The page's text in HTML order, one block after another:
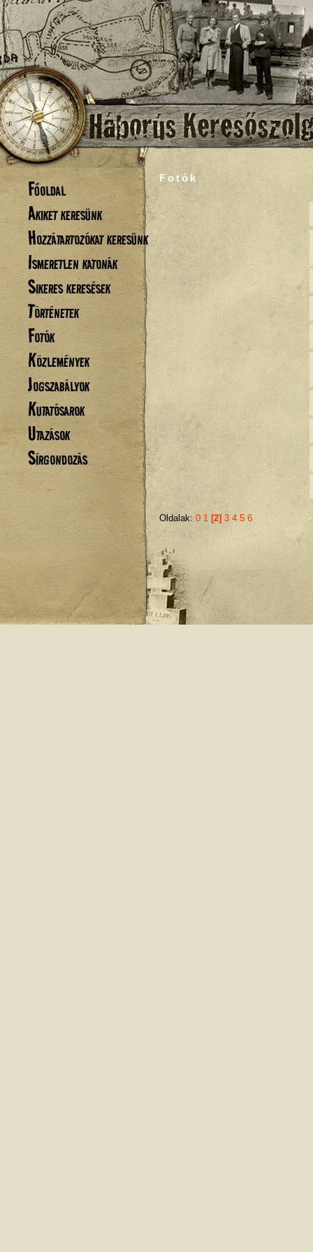
Főoldal
Akiket keresünk
Hozzátartozókat keresünk
Ismeretlen katonák
Sikeres keresések
Történetek
Fotók
Közlemények
Jogszabályok
Kutatósarok
Utazások
Sírgondozás
Fotók
Oldalak: 0 1 [2] 3 4 5 6